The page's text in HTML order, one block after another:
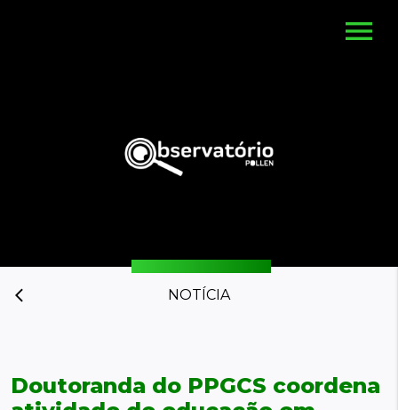
menu
arrow_back_ios NOTÍCIA
Doutoranda do PPGCS coordena